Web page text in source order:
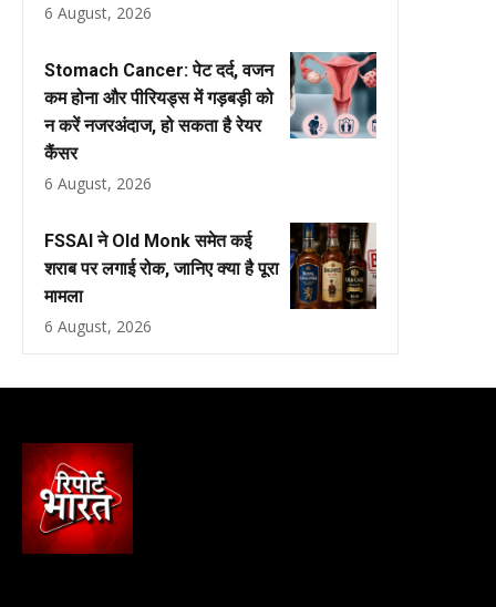
6 August, 2026
Stomach Cancer: पेट दर्द, वजन
कम होना और पीरियड्स में गड़बड़ी को
न करें नजरअंदाज, हो सकता है रेयर
कैंसर
6 August, 2026
FSSAI ने Old Monk समेत कई
शराब पर लगाई रोक, जानिए क्या है पूरा
मामला
6 August, 2026